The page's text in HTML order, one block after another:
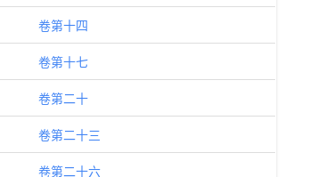
卷第十四
卷第十七
卷第二十
卷第二十三
卷第二十六